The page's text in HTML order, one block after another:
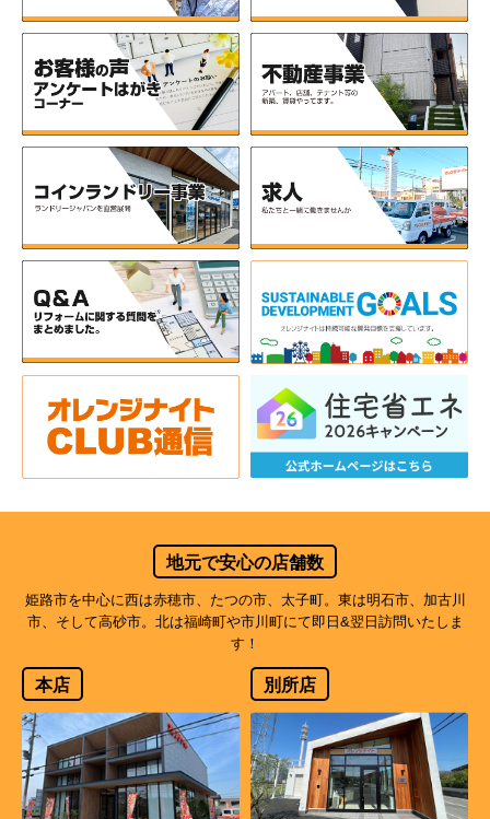
地元で安心の店舗数
姫路市を中心に西は赤穂市、たつの市、太子町。東は明石市、加古川
市、そして高砂市。北は福崎町や市川町にて即日&翌日訪問いたしま
す！
本店 別所店